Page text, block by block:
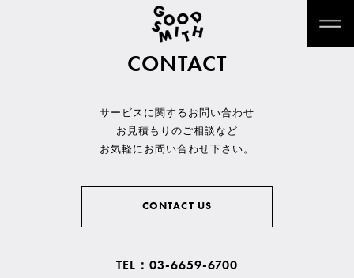
CONTACT
サービスに関するお問い合わせ
お見積もりのご相談など
お気軽にお問い合わせ下さい。
CONTACT US
TEL：03-6659-6700